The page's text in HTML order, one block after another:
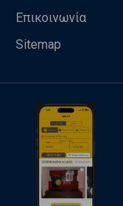
Επικοινωνία
Sitemap